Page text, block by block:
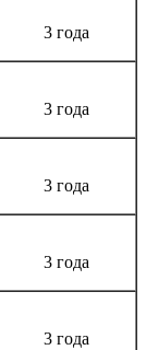
3 года
3 года
3 года
3 года
3 года